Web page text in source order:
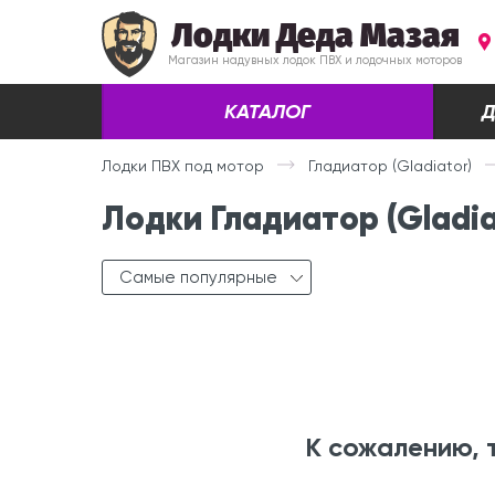
Лодки Деда Мазая
Магазин надувных лодок ПВХ и лодочных моторов
КАТАЛОГ
Лодки ПВХ под мотор Гладиатор (Gladiator)
Лодки Гладиатор
Самые популярные
К сожалению,